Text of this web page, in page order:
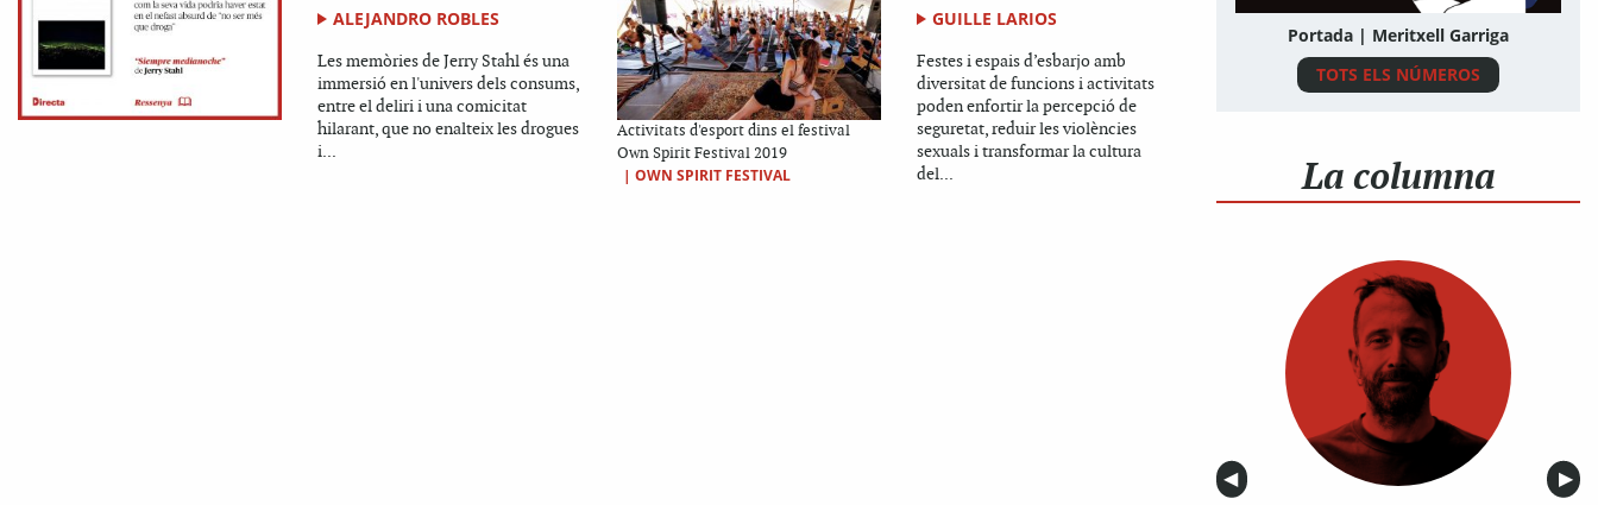
ALEJANDRO ROBLES
Les memòries de Jerry Stahl és una
immersió en l'univers dels consums,
entre el deliri i una comicitat
hilarant, que no enalteix les drogues
i...
Activitats d'esport dins el festival
Own Spirit Festival 2019
| OWN SPIRIT FESTIVAL
GUILLE LARIOS
Festes i espais d’esbarjo amb
diversitat de funcions i activitats
poden enfortir la percepció de
seguretat, reduir les violències
sexuals i transformar la cultura
del...
Portada | Meritxell Garriga
TOTS ELS NÚMEROS
La columna
Anterior
◀︎ ▶︎